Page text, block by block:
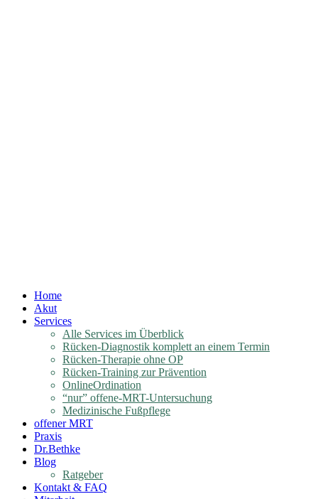
Home
Akut
Services
Alle Services im Überblick
Rücken-Diagnostik komplett an einem Termin
Rücken-Therapie ohne OP
Rücken-Training zur Prävention
OnlineOrdination
“nur” offene-MRT-Untersuchung
Medizinische Fußpflege
offener MRT
Praxis
Dr.Bethke
Blog
Ratgeber
Kontakt & FAQ